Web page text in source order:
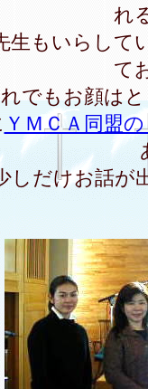
れ
生もいらし
て
でもお顔は
ＹＭＣＡ同盟
しだけお話が